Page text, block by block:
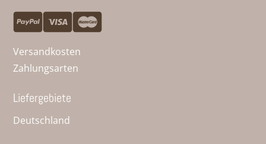
Versandkosten
Zahlungsarten
Liefergebiete
Deutschland